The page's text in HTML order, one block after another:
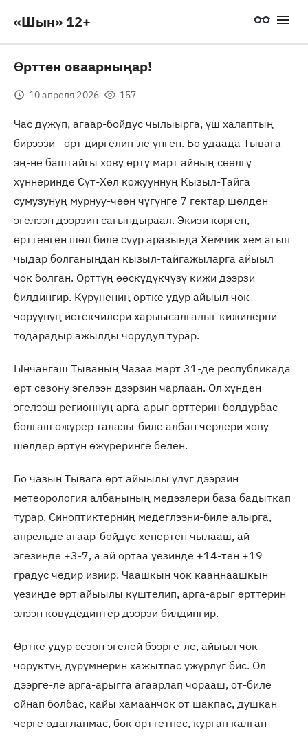
«Шын» 12+
Өрттен оваарныңар!
10 апреля 2026 157
Час дүжүп, агаар-бойдус чылыырга, үш халаптың
бирээзи– өрт диргелип-ле үнген. Бо удаада Тывага
эң-не баштайгы хову өртү март айның сөөлгү
хүннеринде Сүт-Хөл кожууннуң Кызыл-Тайга
сумузунуң мурнуу-чөөн чүгүнге 7 гектар шөлден
эгелээн дээрзин сагындыраал. Экизи көрген,
өрттенген шөл биле суур аразында Хемчик хем агып
чыдар болганындан кызыл-тайгажыларга айыыл
чок болган. Өрттүң өөскүдүкчүзү кижи дээрзи
билдингир. Күрүнениң өртке удур айыыл чок
чоруунуң истекчилери харыысалгалыг кижилерни
тодарадыр ажылды чорудуп турар.
Ынчангаш Тываның Чазаа март 31-де республикада
өрт сезону эгелээн дээрзин чарлаан. Ол хүнден
эгелээш регионнуң арга-арыг өрттерин болдурбас
болгаш өжүрер талазы-биле албан черлери хову-
шөлдер өртүн өжүреринге белен.
Бо чазын Тывага өрт айыылы улуг дээрзин
метеорология албанының медээлери база бадыткап
турар. Синоптиктерниң медеглээни-биле алырга,
апрельде агаар-бойдус хенертен чылааш, ай
эгезинде +3-7, а ай ортаа үезинде +14-тен +19
градус чедир изиир. Чаашкын чок кааңнаашкын
үезинде өрт айыылы күштелип, арга-арыг өрттерин
элээн көвүдедиптер дээрзи билдингир.
Өртке удур сезон эгелей бээрге-ле, айыыл чок
чоруктуң дүрүмнерин хажытпас ужурлуг бис. Ол
дээрге-ле арга-арыгга агаарлап чорааш, от-биле
ойнап болбас, кайы хамаанчок от шакпас, душкан
черге одагланмас, бок өрттетпес, кургап калган